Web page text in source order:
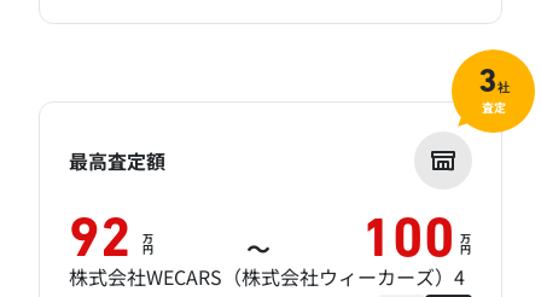
最高査定額
92 万
円 ～ 100 万
円
株式会社WECARS（株式会社ウィーカーズ）4
3社
査定